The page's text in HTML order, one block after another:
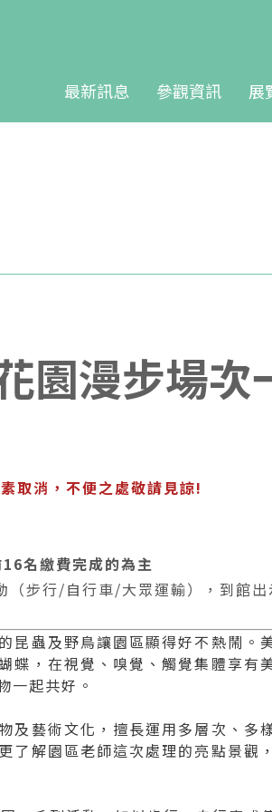
最新訊息 參觀資訊 展
園漫步場次
取消，不便之處敬請見諒!
名繳費完成的為主
步行/自行車/大眾運輸），到館出
昆蟲及野鳥讓園區顯得好不熱鬧。
，在視覺、嗅覺、觸覺集體享有
一起共好。
及藝術文化，擅長運用多層次、多
了解園區老師這次處理的亮點景觀